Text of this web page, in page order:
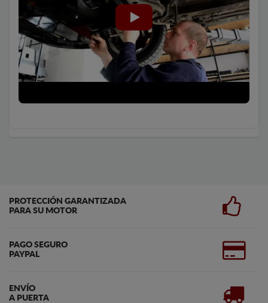
PROTECCIÓN GARANTIZADA
PARA SU MOTOR
PAGO SEGURO
PAYPAL
ENVÍO
A PUERTA